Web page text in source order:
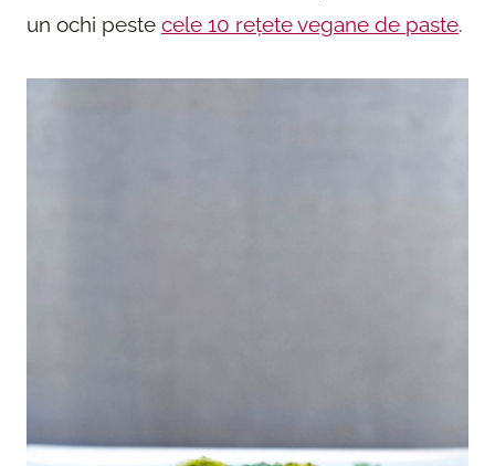
un ochi peste cele 10 rețete vegane de paste.